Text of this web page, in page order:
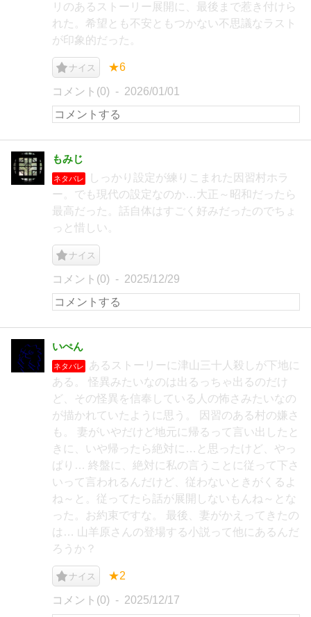
リのあるストーリー展開に、最後まで惹き付けら
れた。希望とも不安ともつかない不思議なラスト
が印象的だった。
ナイス ★6
コメント(0) 2026/01/01
もみじ
ネタバレ
しっかり設定が練りこまれた因習村ホラ
ー。でも現代の設定なのか…大正～昭和だったら
最高だった。話自体はすごく好みだったのでちょ
っと惜しい。
ナイス
コメント(0) 2025/12/29
いぺん
ネタバレ
あるストーリーに津山三十人殺しが下地に
ある。 怪異みたいなのは出るっちゃ出るのだけ
ど、その怪異を信奉している人の怖さみたいなの
が描かれていたように思う。 因習のある村の嫌さ
も。 妻がいやだけど地元に帰るって言い出したと
きに、いや帰ったら絶対に…と思ったけど、やっ
ぱり… 終盤に、絶対に私の言うことに従って下さ
いって言われるんだけど、従わないときがくるよ
ね～と。従ってたら話が展開しないもんね～とな
った。お約束ですな。 最後、妻がかえってきたの
は… 山羊原さんの登場する小説って他にあるんだ
ろうか？
ナイス ★2
コメント(0) 2025/12/17